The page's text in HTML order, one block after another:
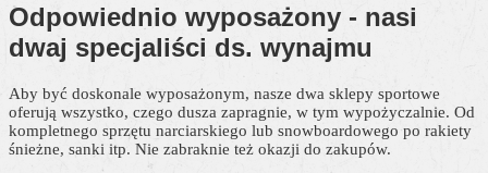
Odpowiednio wyposażony - nasi
dwaj specjaliści ds. wynajmu
Aby być doskonale wyposażonym, nasze dwa sklepy sportowe
oferują wszystko, czego dusza zapragnie, w tym wypożyczalnie. Od
kompletnego sprzętu narciarskiego lub snowboardowego po rakiety
śnieżne, sanki itp. Nie zabraknie też okazji do zakupów.